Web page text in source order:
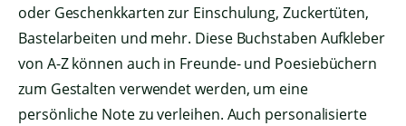
oder Geschenkkarten zur Einschulung, Zuckertüten,
Bastelarbeiten und mehr. Diese Buchstaben Aufkleber
von A-Z können auch in Freunde- und Poesiebüchern
zum Gestalten verwendet werden, um eine
persönliche Note zu verleihen. Auch personalisierte